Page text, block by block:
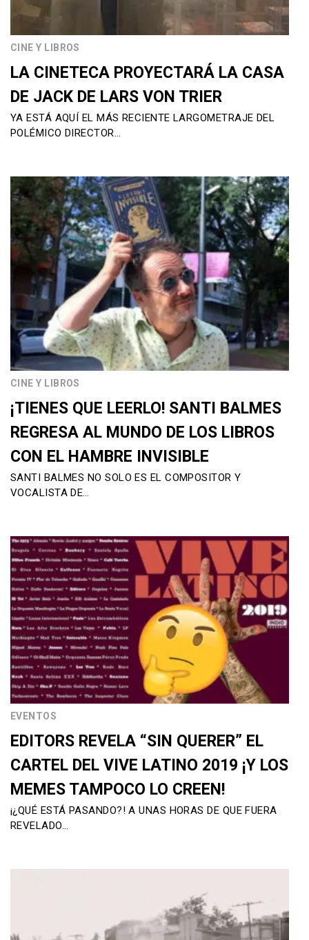
CINE Y LIBROS
LA CINETECA PROYECTARÁ LA CASA
DE JACK DE LARS VON TRIER
YA ESTÁ AQUÍ EL MÁS RECIENTE LARGOMETRAJE DEL
POLÉMICO DIRECTOR…
CINE Y LIBROS
¡TIENES QUE LEERLO! SANTI BALMES
REGRESA AL MUNDO DE LOS LIBROS
CON EL HAMBRE INVISIBLE
SANTI BALMES NO SOLO ES EL COMPOSITOR Y
VOCALISTA DE…
EVENTOS
EDITORS REVELA “SIN QUERER” EL
CARTEL DEL VIVE LATINO 2019 ¡Y LOS
MEMES TAMPOCO LO CREEN!
¡¿QUÉ ESTÁ PASANDO?! A UNAS HORAS DE QUE FUERA
REVELADO…